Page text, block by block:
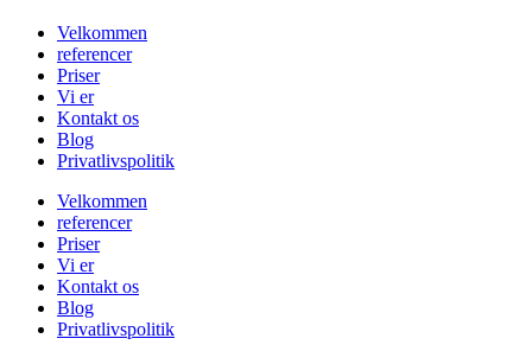
Velkommen
referencer
Priser
Vi er
Kontakt os
Blog
Privatlivspolitik
Velkommen
referencer
Priser
Vi er
Kontakt os
Blog
Privatlivspolitik